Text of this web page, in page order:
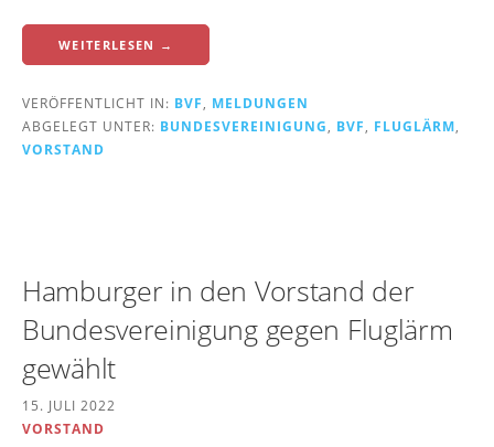
WEITERLESEN →
VERÖFFENTLICHT IN: BVF
MELDUNGEN
ABGELEGT UNTER: BUNDESVEREINIGUNG BVF FLUGLÄRM
VORSTAND
Hamburger in den Vorstand der
Bundesvereinigung gegen Fluglärm
gewählt
15. JULI 2022
VORSTAND